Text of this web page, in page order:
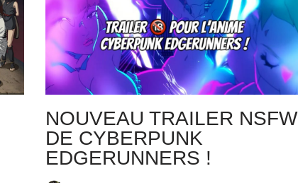
NOUVEAU TRAILER NSFW
DE CYBERPUNK
EDGERUNNERS !